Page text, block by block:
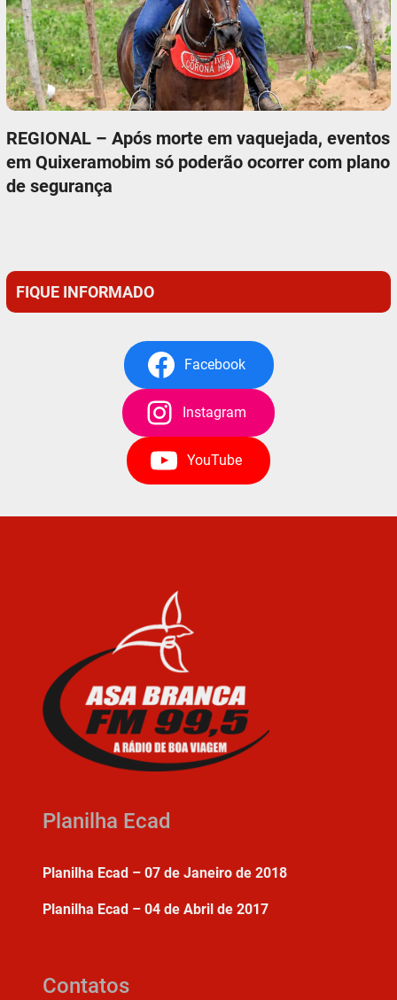
REGIONAL – Após morte em vaquejada, eventos
em Quixeramobim só poderão ocorrer com plano
de segurança
FIQUE INFORMADO
Facebook
Instagram
YouTube
Planilha Ecad
Planilha Ecad – 07 de Janeiro de 2018
Planilha Ecad – 04 de Abril de 2017
Contatos